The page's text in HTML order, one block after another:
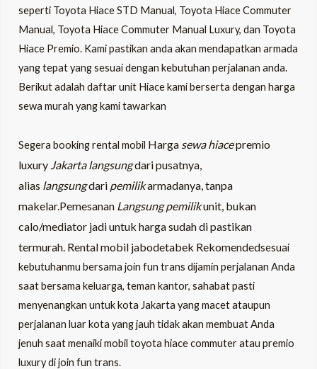
seperti Toyota Hiace STD Manual, Toyota Hiace Commuter
Manual, Toyota Hiace Commuter Manual Luxury, dan Toyota
Hiace Premio. Kami pastikan anda akan mendapatkan armada
yang tepat yang sesuai dengan kebutuhan perjalanan anda.
Berikut adalah daftar unit Hiace kami berserta dengan harga
sewa murah yang kami tawarkan
Segera booking rental mobil Harga sewa hiacepremio
luxury Jakarta langsungdari pusatnya,
alias langsungdari pemilikarmadanya, tanpa
makelar.Pemesanan Langsung pemilikunit, bukan
calo/mediator jadi untuk harga sudah di pastikan
termurah. Rental mobil jabodetabek Rekomendedsesuai
kebutuhanmu bersama join fun trans dijamin perjalanan Anda
saat bersama keluarga, teman kantor, sahabat pasti
menyenangkan untuk kota Jakarta yang macet ataupun
perjalanan luar kota yang jauh tidak akan membuat Anda
jenuh saat menaiki mobil toyota hiace commuter atau premio
luxury dijoin fun trans.